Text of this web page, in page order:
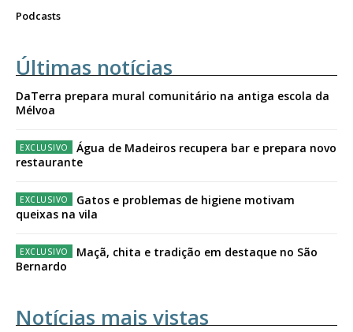
Podcasts
Últimas notícias
DaTerra prepara mural comunitário na antiga escola da
Mélvoa
Água de Madeiros recupera bar e prepara novo
restaurante
Gatos e problemas de higiene motivam
queixas na vila
Maçã, chita e tradição em destaque no São
Bernardo
Notícias mais vistas